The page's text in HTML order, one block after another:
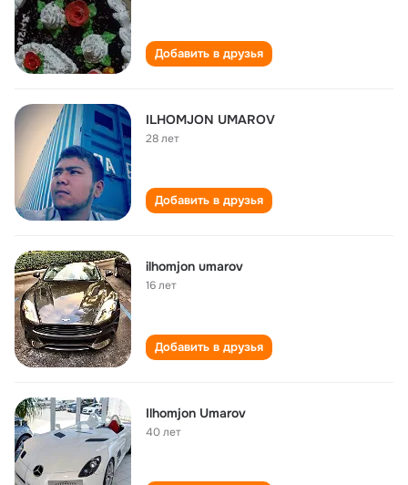
Добавить в друзья
ILHOMJON UMAROV
28 лет
Добавить в друзья
ilhomjon umarov
16 лет
Добавить в друзья
Ilhomjon Umarov
40 лет